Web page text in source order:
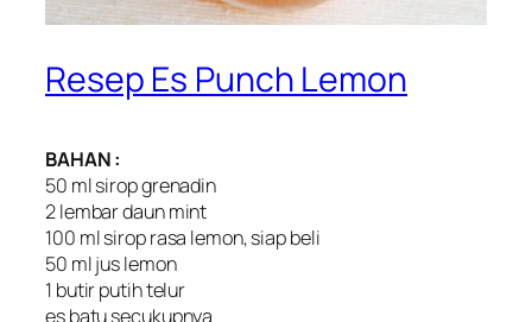
Resep Es Punch Lemon
BAHAN :
50 ml sirop grenadin
2 lembar daun mint
100 ml sirop rasa lemon, siap beli
50 ml jus lemon
1 butir putih telur
es batu secukupnya